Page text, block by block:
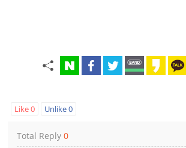
Like0 Unlike0
Total Reply0